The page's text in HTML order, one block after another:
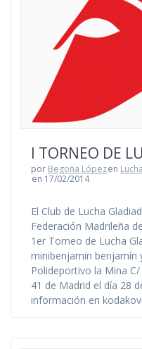
I TORNEO DE
por Begoña Lópezen
en 17/02/2014
El Club de Lucha
Federación Madrileña
1er Torneo de Lucha
minibenjamin benjamín
Polideportivo la Mina
41 de Madrid el día 28
información en